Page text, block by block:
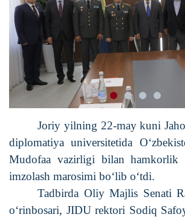
Joriy yilning 22-may kuni
diplomatiya universitetida
Mudofaa vazirligi bilan hamkorlik
imzolash marosimi bo‘lib o‘tdi.
Tadbirda Oliy Majlis Senati
o‘rinbosari, JIDU rektori Sodiq